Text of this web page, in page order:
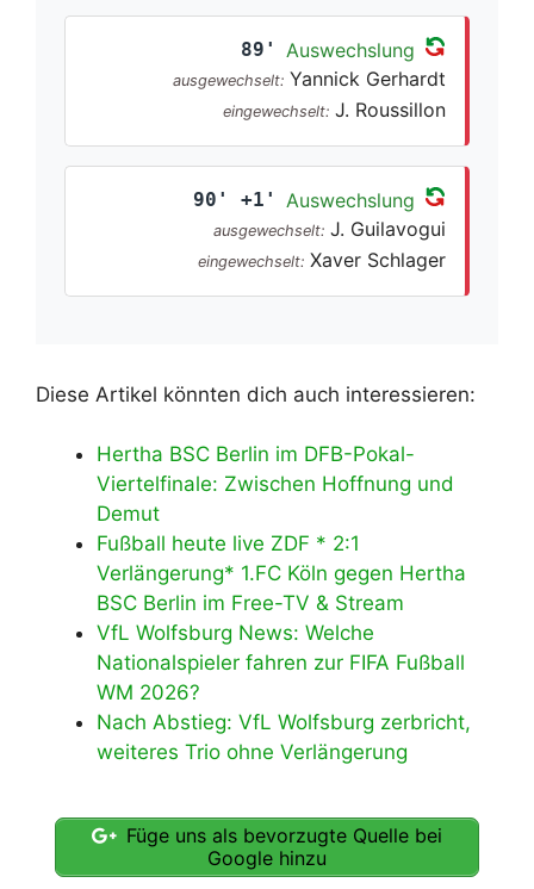
89' Auswechslung
ausgewechselt: Yannick Gerhardt
eingewechselt: J. Roussillon
90' +1' Auswechslung
ausgewechselt: J. Guilavogui
eingewechselt: Xaver Schlager
Diese Artikel könnten dich auch interessieren:
Hertha BSC Berlin im DFB-Pokal-
Viertelfinale: Zwischen Hoffnung und
Demut
Fußball heute live ZDF * 2:1
Verlängerung* 1.FC Köln gegen Hertha
BSC Berlin im Free-TV & Stream
VfL Wolfsburg News: Welche
Nationalspieler fahren zur FIFA Fußball
WM 2026?
Nach Abstieg: VfL Wolfsburg zerbricht,
weiteres Trio ohne Verlängerung
Füge uns als bevorzugte Quelle bei
Google hinzu